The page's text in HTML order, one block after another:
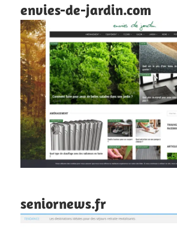
envies-de-jardin.com
seniornews.fr